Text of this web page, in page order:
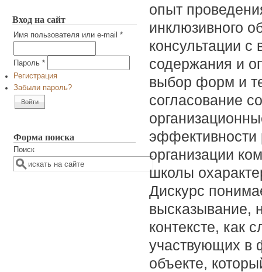
Вход на сайт
Имя пользователя или e-mail *
Пароль *
Регистрация
Забыли пароль?
Форма поиска
Поиск
опыт
инклюзивного
консультации
содержания и
выбор форм и
согласование
эффективности
организации
школы
Дискурс
высказывание,
контексте, как
участвующих в
объекте,